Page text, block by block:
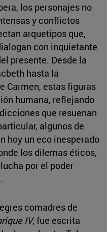
los personajes no
y conflictos
arquetipos que,
con inquietante
presente. Desde la
hasta la
Carmen, estas figuras
humana, reflejando
que resuenan
algunos de
hoy un eco inesperado
los dilemas éticos,
por el poder
comadres de
IV, fue escrita